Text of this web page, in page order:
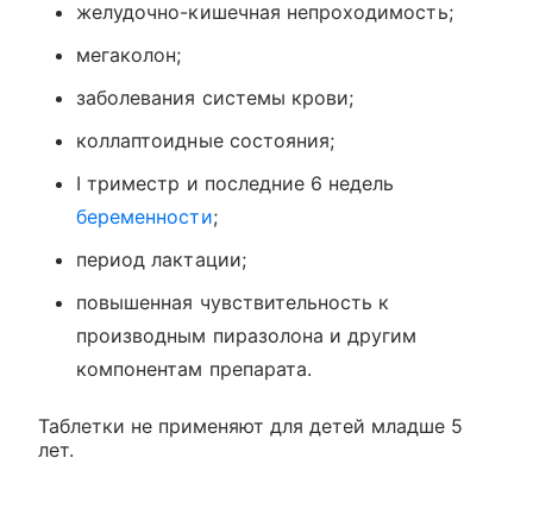
желудочно-кишечная непроходимость;
мегаколон;
заболевания системы крови;
коллаптоидные состояния;
I триместр и последние 6 недель
беременности;
период лактации;
повышенная чувствительность к
производным пиразолона и другим
компонентам препарата.
Таблетки не применяют для детей младше 5
лет.